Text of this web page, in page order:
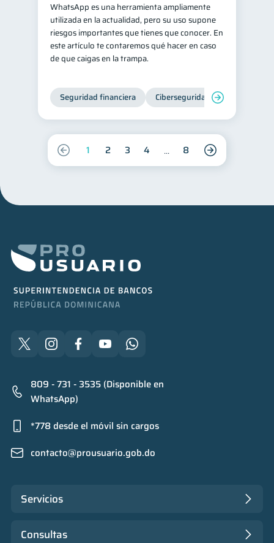
WhatsApp es una herramienta ampliamente
utilizada en la actualidad, pero su uso supone
riesgos importantes que tienes que conocer. En
este artículo te contaremos qué hacer en caso
de que caigas en la trampa.
Seguridad financiera Ciberseguridad
1 2 3 4 8
809 - 731 - 3535 (Disponible en
WhatsApp)
*778 desde el móvil sin cargos
contacto@prousuario.gob.do
Servicios
Consultas